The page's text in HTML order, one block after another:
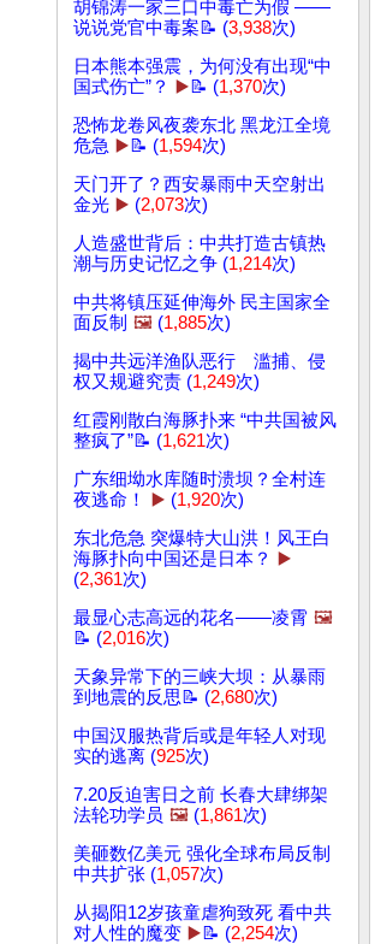
胡锦涛一家三口中毒亡为假 ——
说说党官中毒案📝 (3,938次)
日本熊本强震，为何没有出现“中
国式伤亡”？
▶️📝 (1,370次)
恐怖龙卷风夜袭东北 黑龙江全境
危急 ▶️📝 (1,594次)
天门开了？西安暴雨中天空射出
金光 ▶️ (2,073次)
人造盛世背后：中共打造古镇热
潮与历史记忆之争 (1,214次)
中共将镇压延伸海外 民主国家全
面反制 🖼️ (1,885次)
揭中共远洋渔队恶行 滥捕、侵
权又规避究责 (1,249次)
红霞刚散白海豚扑来 “中共国被风
整疯了”📝 (1,621次)
广东细坳水库随时溃坝？全村连
夜逃命！
▶️ (1,920次)
东北危急 突爆特大山洪！风王白
海豚扑向中国还是日本？
▶️
(2,361次)
最显心志高远的花名——凌霄 🖼️
📝 (2,016次)
天象异常下的三峡大坝：从暴雨
到地震的反思📝 (2,680次)
中国汉服热背后或是年轻人对现
实的逃离 (925次)
7.20反迫害日之前 长春大肆绑架
法轮功学员 🖼️ (1,861次)
美砸数亿美元 强化全球布局反制
中共扩张 (1,057次)
从揭阳12岁孩童虐狗致死 看中共
对人性的魔变 ▶️📝 (2,254次)